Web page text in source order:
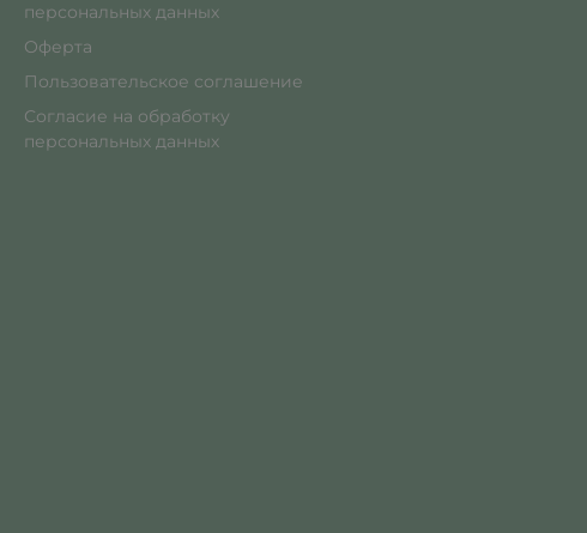
персональных данных
Оферта
Пользовательское соглашение
Согласие на обработку
персональных данных